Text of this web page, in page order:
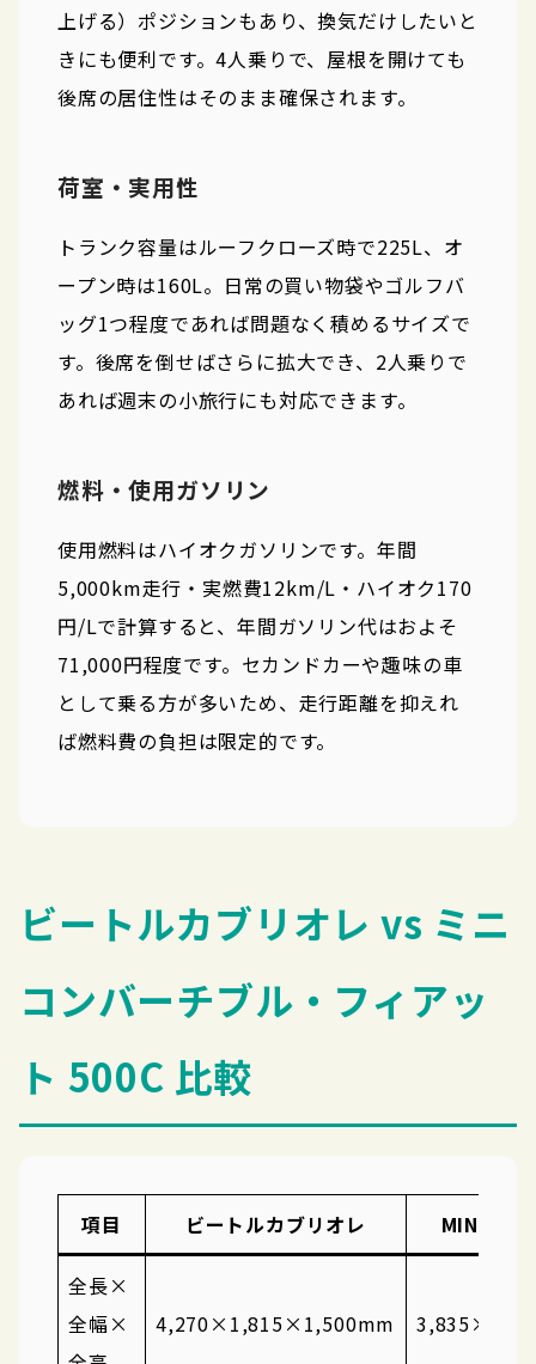
上げる）ポジションもあり、換気だけしたいと
きにも便利です。4人乗りで、屋根を開けても
後席の居住性はそのまま確保されます。
荷室・実用性
トランク容量はルーフクローズ時で225L、オ
ープン時は160L。日常の買い物袋やゴルフバ
ッグ1つ程度であれば問題なく積めるサイズで
す。後席を倒せばさらに拡大でき、2人乗りで
あれば週末の小旅行にも対応できます。
燃料・使用ガソリン
使用燃料はハイオクガソリンです。年間
5,000km走行・実燃費12km/L・ハイオク170
円/Lで計算すると、年間ガソリン代はおよそ
71,000円程度です。セカンドカーや趣味の車
として乗る方が多いため、走行距離を抑えれ
ば燃料費の負担は限定的です。
ビートルカブリオレ vs ミニ
コンバーチブル・フィアッ
ト 500C 比較
項目 ビートルカブリオレ MINI コ
全長×
全幅×
4,270×1,815×1,500mm